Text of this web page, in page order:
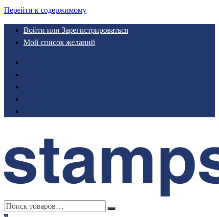
Перейти к содержимому
Войти или Зарегистрироваться
Мой список желаний